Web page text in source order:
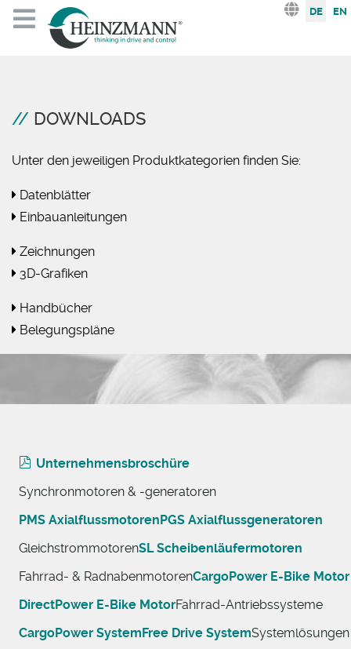
Sprache
DE EN
DOWNLOADS
Unter den jeweiligen Produktkategorien finden Sie:
Datenblätter
Einbauanleitungen
Zeichnungen
3D-Grafiken
Handbücher
Belegungspläne
Unternehmensbroschüre
Synchronmotoren & -generatoren
PMS AxialflussmotorenPGS Axialflussgeneratoren
GleichstrommotorenSL Scheibenläufermotoren
Fahrrad- & RadnabenmotorenCargoPower E-Bike Motor
DirectPower E-Bike MotorFahrrad-Antriebssysteme
CargoPower SystemFree Drive SystemSystemlösungen